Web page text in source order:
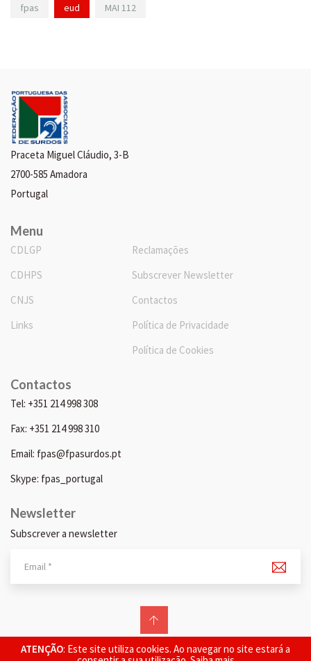
ATENÇÃO: Este site utiliza cookies. Ao navegar no site estará a
fpas eud MAI 112
Praceta Miguel Cláudio, 3-B
2700-585 Amadora
Portugal
Menu
CDLGP
CDHPS
CNJS
Links
Reclamações
Subscrever Newsletter
Contactos
Política de Privacidade
Política de Cookies
Contactos
Tel: +351 214 998 308
Fax: +351 214 998 310
Email: fpas@fpasurdos.pt
Skype: fpas_portugal
Newsletter
Subscrever a newsletter
© 2026 FPAS. Todos os direitos reservados.